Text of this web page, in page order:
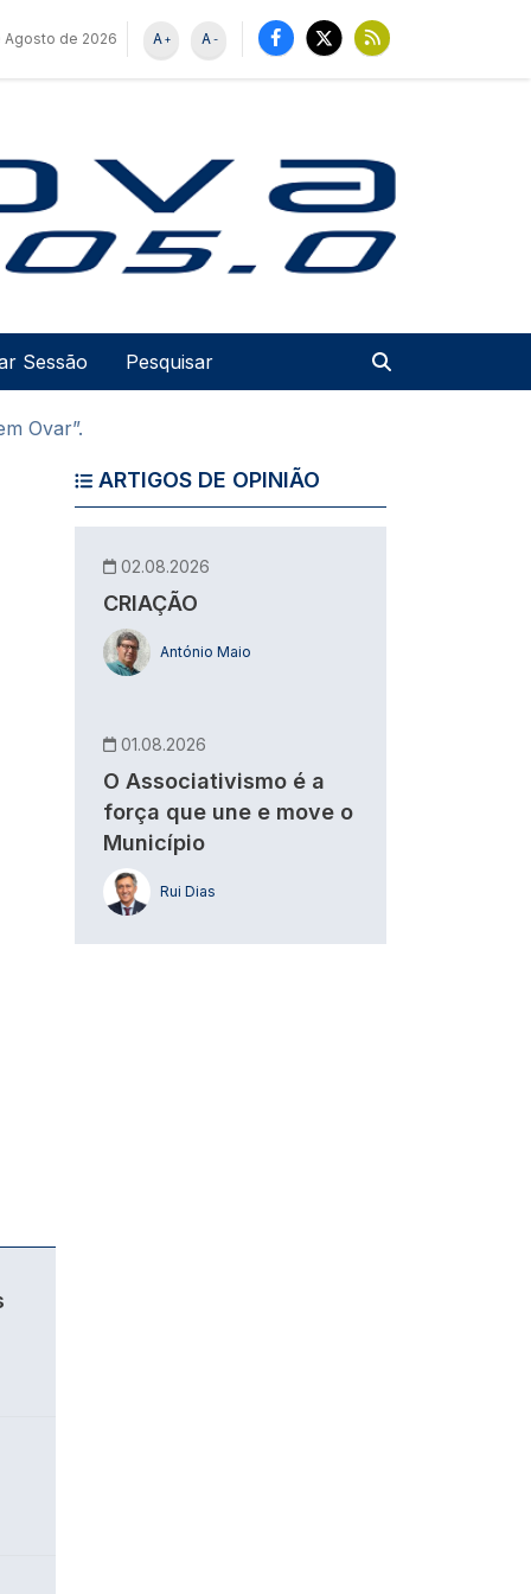
Agosto de 2026 -
A
+
A
de utilizador
Sessão
Ovar”.
ARTIGOS DE OPINIÃO
02.08.2026
CRIAÇÃO
António Maio
01.08.2026
O Associativismo é a
força que une e move o
Município
Rui Dias